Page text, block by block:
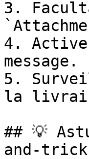
3.
4.
message.
5.
la
## 💡
and-